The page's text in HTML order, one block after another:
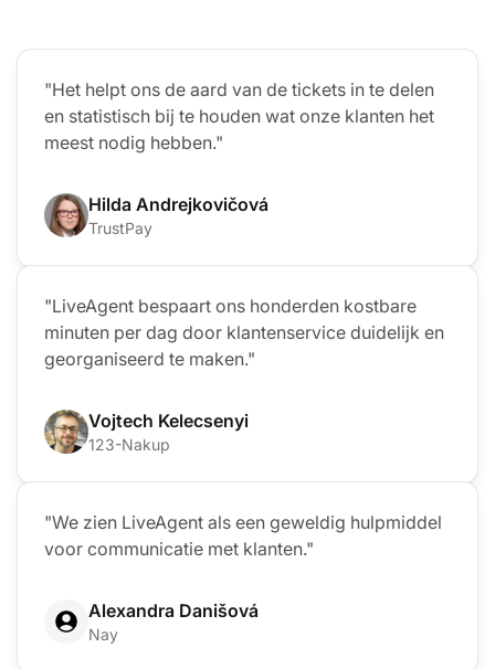
"Het helpt ons de aard van de tickets in te delen
en statistisch bij te houden wat onze klanten het
meest nodig hebben."
Hilda Andrejkovičová
TrustPay
"LiveAgent bespaart ons honderden kostbare
minuten per dag door klantenservice duidelijk en
georganiseerd te maken."
Vojtech Kelecsenyi
123-Nakup
"We zien LiveAgent als een geweldig hulpmiddel
voor communicatie met klanten."
Alexandra Danišová
Nay